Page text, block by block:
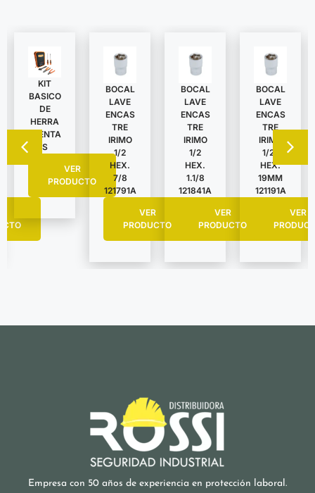
KIT
BASICO
DE
HERRA
MIENTA
S
VER
PRODUCTO
BOCAL
LAVE
ENCAS
TRE
IRIMO
1/2
HEX.
7/8
121791A
VER
PRODUCTO
BOCAL
LAVE
ENCAS
TRE
IRIMO
1/2
HEX.
1.1/8
121841A
VER
PRODUCTO
BOCAL
LAVE
ENCAS
TRE
IRIMO
1/2″
HEX.
19MM
121191A
VER
Empresa con 50 años de experiencia en protección laboral.